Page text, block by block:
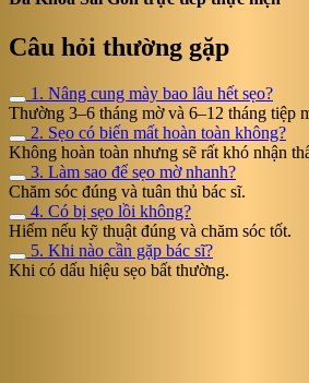
Câu hỏi thường gặp
1. Nâng cung mày bao lâu hết sẹo?
Thường 3–6 tháng mờ và 6–12 tháng tiệp
2. Sẹo có biến mất hoàn toàn không?
Không hoàn toàn nhưng sẽ rất khó nhận
3. Làm sao để sẹo mờ nhanh?
Chăm sóc đúng và tuân thủ bác sĩ.
4. Có bị sẹo lồi không?
Hiếm nếu kỹ thuật đúng và chăm sóc tốt.
5. Khi nào cần gặp bác sĩ?
Khi có dấu hiệu sẹo bất thường.